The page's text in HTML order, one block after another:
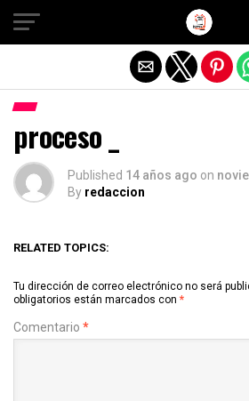
proceso _
Published 14 años ago on
By redaccion
RELATED TOPICS:
Tu dirección de correo electrónico no será
obligatorios están marcados con *
Comentario *
Salir de la versión